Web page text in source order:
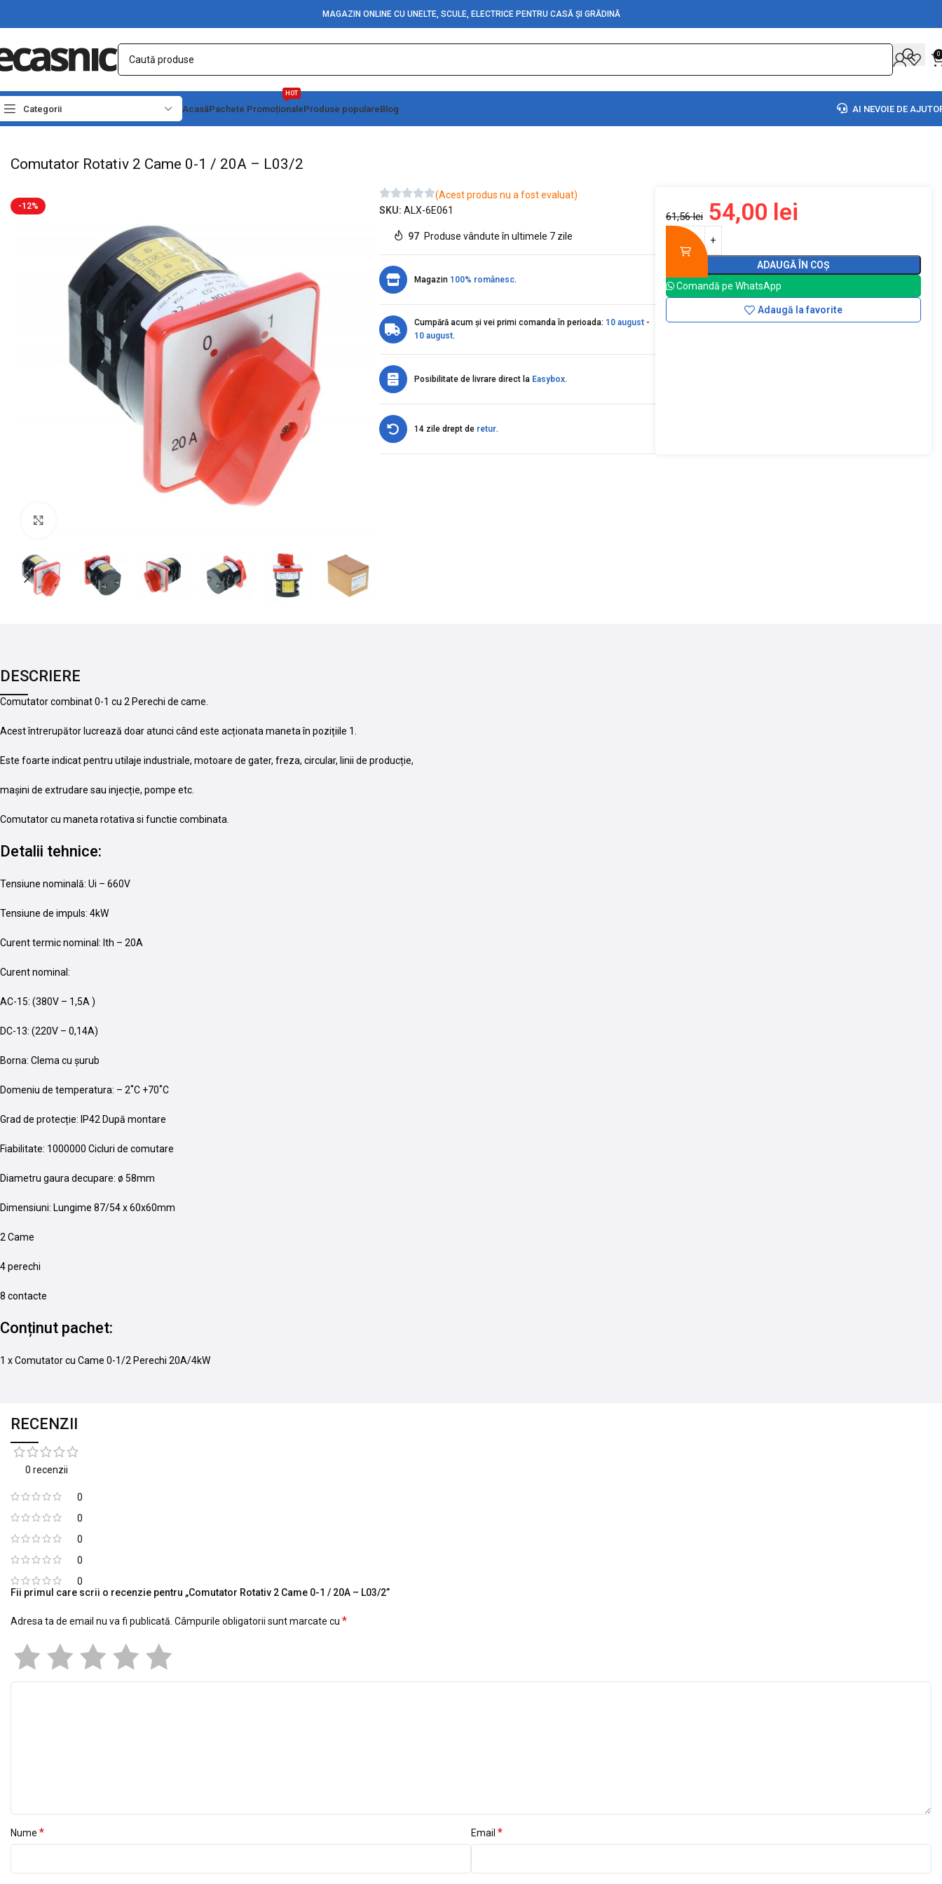
MAGAZIN ONLINE CU UNELTE, SCULE, ELECTRICE PENTRU CASĂ ȘI GRĂDINĂ
0
Categorii AcasăPachete Promoționale
HOT
Produse populareBlog AI NEVOIE DE
Prima pagină Electrice Intrerupatoare - Butoane
Comutator Rotativ 2 Came 0-1 / 20A – L03/2
-12%
(Acest produs nu a fost evaluat)
SKU: ALX-6E061
97 Produse vândute în ultimele 7 zile
Magazin 100% românesc.
Cumpără acum și vei primi comanda în perioada: 10 august-
10 august.
Posibilitate de livrare direct la Easybox.
14 zile drept de retur.
61,56lei 54,00 lei
ADAUGĂ ÎN COȘ
Comandă pe WhatsApp
Adaugă la favorite
DESCRIERE
Comutator combinat 0-1 cu 2 Perechi de came.
Acest întrerupător lucrează doar atunci când este acționata maneta în pozițiile 1.
Este foarte indicat pentru utilaje industriale, motoare de gater, freza, circular, linii de producție,
mașini de extrudare sau injecție, pompe etc.
Comutator cu maneta rotativa si functie combinata.
Detalii tehnice:
Tensiune nominală: Ui – 660V
Tensiune de impuls: 4kW
Curent termic nominal: Ith – 20A
Curent nominal:
AC-15: (380V – 1,5A )
DC-13: (220V – 0,14A)
Borna: Clema cu șurub
Domeniu de temperatura: – 2˚C +70˚C
Grad de protecție: IP42 După montare
Fiabilitate: 1000000 Cicluri de comutare
Diametru gaura decupare: ø 58mm
Dimensiuni: Lungime 87/54 x 60x60mm
2 Came
4 perechi
8 contacte
Conținut pachet:
1 x Comutator cu Came 0-1/2 Perechi 20A/4kW
RECENZII
0 recenzii
0
0
0
0
0
Fii primul care scrii o recenzie pentru „Comutator Rotativ 2 Came 0-1 / 20A – L03/2”
Adresa ta de email nu va fi publicată. Câmpurile obligatorii sunt marcate cu *
Nume * Email *